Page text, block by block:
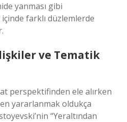
yanması gibi
farklı düzlemlerde
ve Tematik
perspektifinden ele alırken
yararlanmak oldukça
“Yeraltından